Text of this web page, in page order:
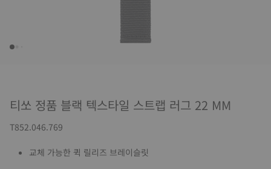
티쏘 정품 블랙 텍스타일 스트랩 러그 22 MM
T852.046.769
교체 가능한 퀵 릴리즈 브레이슬릿